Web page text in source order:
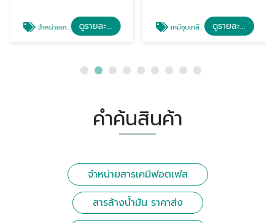
จำหน่ายเคมีชุบก่อนพ่นสี ดูรายละเอียด เคมีชุบเคลือบป้องกันสนิม ราคา ดูรายละเอียด
คำค้นสินค้า
จำหน่ายสารเคมีฟอตเฟส
สารล้างน้ำมัน ราคาส่ง